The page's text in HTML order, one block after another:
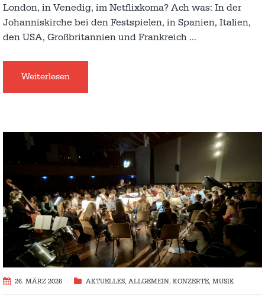
London, in Venedig, im Netflixkoma? Ach was: In der
Johanniskirche bei den Festspielen, in Spanien, Italien,
den USA, Großbritannien und Frankreich …
Weiterlesen
26. MÄRZ 2026 AKTUELLES, ALLGEMEIN, KONZERTE, MUSIK